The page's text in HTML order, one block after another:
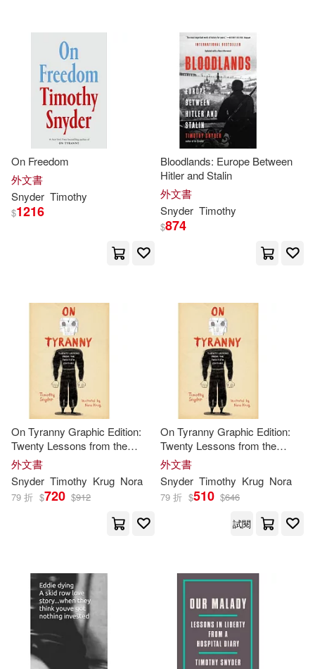
Lionetti(2)
Peter (EDT)/ Snyder(2)
Ray (EDT)(2)
Ray W. (EDT)(2)
Timothy (CON)(2)
Timothy (CON)/ Cosham(2)
Timothy (FRW)(2)
Timothy M. (EDT)/ Snyder(2)
Timothy R.(2)
Timothy Scott(2)
東尼．賈德(2)
Agnes (EDT)/ Schallié(1)
Andrea(1)
Blackstone Pub(2)
Random House UK(2)
左岸文化(2)
Harvard Univ Pr(1)
Lightning Source Inc(1)
Penguin Group USA(1)
Perseus Books Group(1)
Springer Verlag(1)
Taylor & Francis Asia Pacific(1)
Textstream(1)
南京大學出版社(1)
可海外宅配(80)
可港澳店取(73)
可新加坡店取(73)
可菲律賓店取(73)
(可複選)
一個月內上市新品(1)
電子書 (可複選)
適合手機平板閱讀(8)
其他
價格
範圍
On Freedom
外文書
Snyder Timothy
$1216
Bloodlands: Europe Between
Hitler and Stalin
外文書
Snyder Timothy
$874
On Tyranny Graphic Edition:
Twenty Lessons from the
Twentieth Century
外文書
Snyder Timothy Krug Nora
79 折 $720 $912
On Tyranny Graphic Edition:
Twenty Lessons from the
Twentieth Century
外文書
Snyder Timothy Krug Nora
79 折 $510 $646
試閱